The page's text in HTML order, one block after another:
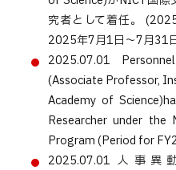
究者として着任。
2025年7月1日～7月31
2025.07.01
Personnel
(Associate Professor,
Academy of
Researcher under the
Program (Period for
2025.07.01 人事異動